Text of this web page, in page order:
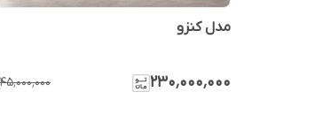
مدل کنزو
۲۳۰٬۰۰۰٬۰۰۰